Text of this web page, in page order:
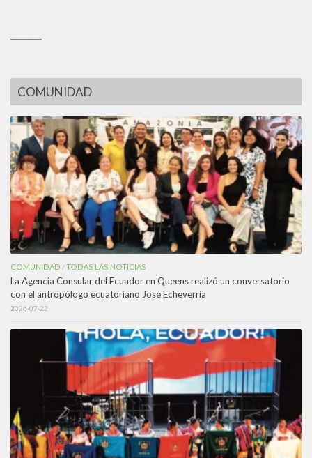
COMUNIDAD
COMUNIDAD /TODAS LAS NOTICIAS
La Agencia Consular del Ecuador en Queens realizó un conversatorio
con el antropólogo ecuatoriano José Echeverría
2026-07-22